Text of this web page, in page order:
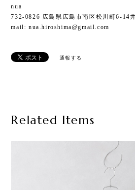
nua
732-0826 広島県広島市南区松川町6-14
mail: nua.hiroshima@gmail.com
通報する
Related Items